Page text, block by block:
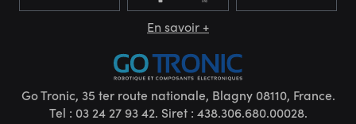
En savoir +
Go Tronic, 35 ter route nationale, Blagny 08110, France.
Tel : 03 24 27 93 42. Siret : 438.306.680.00028.